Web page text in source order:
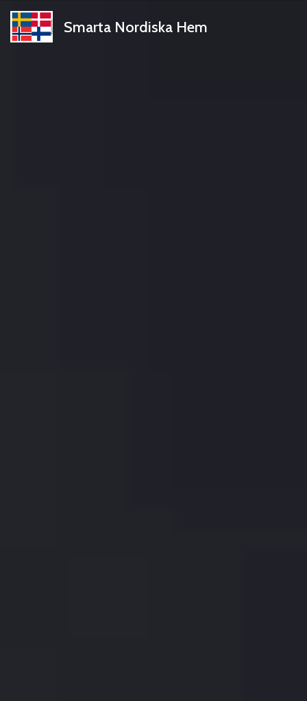
Smarta Nordiska Hem